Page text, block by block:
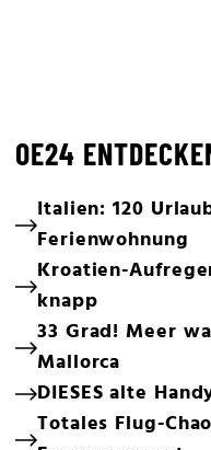
OE24
Italien: 120
Ferienwohnung
Kroatien-
knapp
33 Grad! Meer
Mallorca
DIESES alte
Totales Flug-